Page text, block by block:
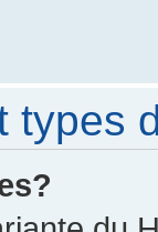
types